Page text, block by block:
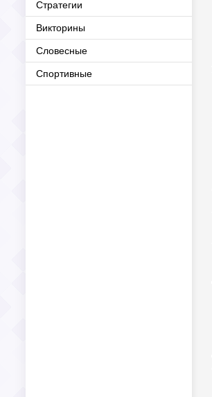
Стратегии
Викторины
Словесные
Спортивные